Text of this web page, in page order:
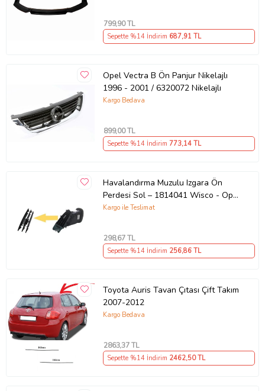
799,90 TL
Sepette %14 İndirim 687,91 TL
Opel Vectra B Ön Panjur Nikelajlı
1996 - 2001 / 6320072 Nikelajlı
Kargo Bedava
899,00 TL
Sepette %14 İndirim 773,14 TL
Havalandırma Muzulu Izgara Ön
Perdesi Sol – 1814041 Wisco - Opel
Astra J 11 Ve Sonrası Uyumlu
Kargo ile Teslimat
298,67 TL
Sepette %14 İndirim 256,86 TL
Toyota Auris Tavan Çıtası Çift Takım
2007-2012
Kargo Bedava
2863,37 TL
Sepette %14 İndirim 2462,50 TL